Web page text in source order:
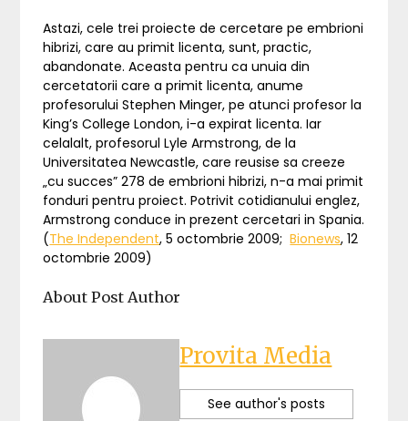
Astazi, cele trei proiecte de cercetare pe embrioni
hibrizi, care au primit licenta, sunt, practic,
abandonate. Aceasta pentru ca unuia din
cercetatorii care a primit licenta, anume
profesorului Stephen Minger, pe atunci profesor la
King’s College London, i-a expirat licenta. Iar
celalalt, profesorul Lyle Armstrong, de la
Universitatea Newcastle, care reusise sa creeze
„cu succes” 278 de embrioni hibrizi, n-a mai primit
fonduri pentru proiect. Potrivit cotidianului englez,
Armstrong conduce in prezent cercetari in Spania.
(The Independent, 5 octombrie 2009;Bionews, 12
octombrie 2009)
About Post Author
Provita Media
See author's posts